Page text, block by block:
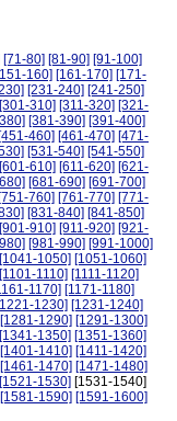
[71-80] [81-90] [91-100]
160] [161-170] [171-
[231-240] [241-250]
[301-310] [311-320] [321-
[381-390] [391-400]
[451-460] [461-470] [471-
[531-540] [541-550]
[601-610] [611-620] [621-
[681-690] [691-700]
[751-760] [761-770] [771-
[831-840] [841-850]
[901-910] [911-920] [921-
[981-990] [991-1000]
[1041-1050] [1051-1060]
[1101-1110] [1111-1120]
1170] [1171-1180]
1230] [1231-1240]
[1281-1290] [1291-1300]
[1341-1350] [1351-1360]
[1401-1410] [1411-1420]
[1461-1470] [1471-1480]
[1521-1530] [1531-1540]
[1581-1590] [1591-1600]